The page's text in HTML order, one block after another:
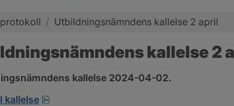
/ Utbildningsnämndens kallelse 2 april
kallelse 2
kallelse 2024-04-02.
kallelse
pdf, 204.1 kB, öppnas i nytt fönster.